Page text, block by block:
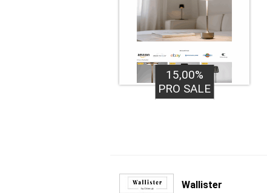
15,00%
PRO SALE
Wallister